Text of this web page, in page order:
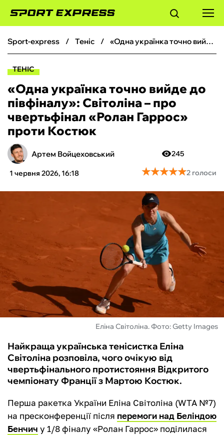
ФУТБОЛ
БОКС
ХОКЕЙ
ТЕНІС
КІБЕРСПОРТ
ЧС-2026
ІНШІ
БУКМЕКЕРИ
sport-express теніс «Одна українка точно вийде до півфіналу»: Світоліна – про чвертьфінал «Ролан Гаррос» проти Костюк
ТЕНІС
«Одна українка точно вийде до
півфіналу»: Світоліна – про
чвертьфінал «Ролан Гаррос»
проти Костюк
Артем Войцеховський
1 червня 2026, 16:18
245
★★★★★
★★★★★2 голоси
Еліна Світоліна. Фото: Getty Images
Найкраща українська тенісистка Еліна
Світоліна розповіла, чого очікую від
чвертьфінального протистояння Відкритого
чемпіонату Франції з Мартою Костюк.
Перша ракетка України Еліна Світоліна (WTA №7)
на пресконференції після перемоги над Беліндою
Бенчич у 1/8 фіналу «Ролан Гаррос» поділилася